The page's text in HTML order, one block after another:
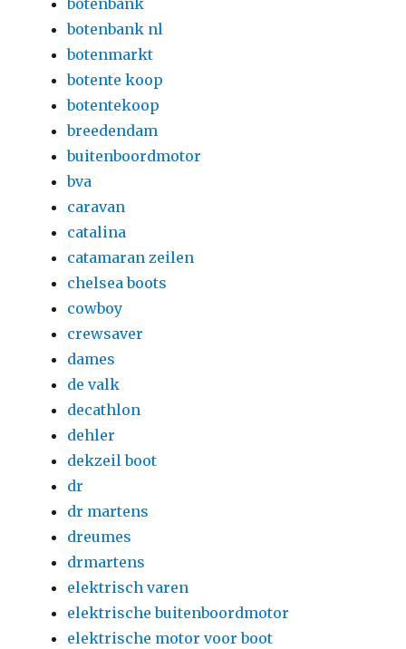
botenbank
botenbank nl
botenmarkt
botente koop
botentekoop
breedendam
buitenboordmotor
bva
caravan
catalina
catamaran zeilen
chelsea boots
cowboy
crewsaver
dames
de valk
decathlon
dehler
dekzeil boot
dr
dr martens
dreumes
drmartens
elektrisch varen
elektrische buitenboordmotor
elektrische motor voor boot